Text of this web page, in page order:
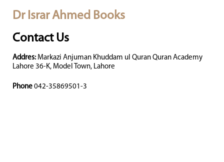
Dr Israr Ahmed Books
Contact Us
Addres: Markazi Anjuman Khuddam ul Quran Quran Academy
Lahore 36-K, Model Town, Lahore
Phone 042-35869501-3